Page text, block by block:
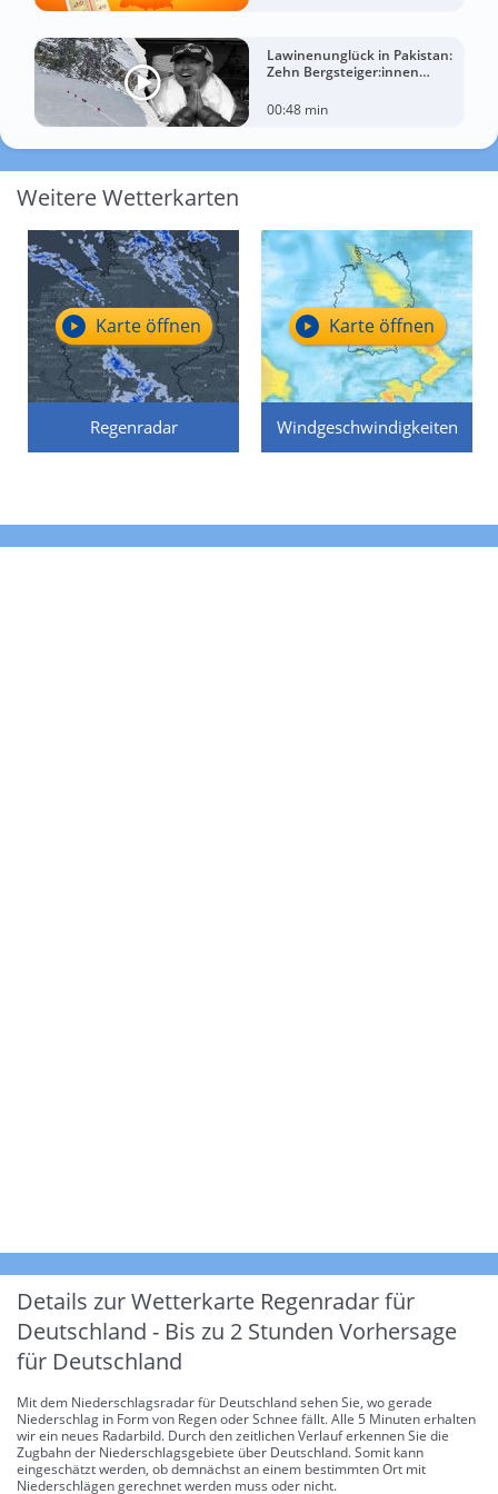
Lawinenunglück in Pakistan:
Zehn Bergsteiger:innen
00:48 min
Weitere Wetterkarten
Regenradar
Karte öffnen
Windgeschwindigkeiten
Karte öffnen
Details zur Wetterkarte Regenradar für
Deutschland - Bis zu 2 Stunden Vorhersage
für Deutschland
Mit dem Niederschlagsradar für Deutschland sehen Sie, wo gerade
Niederschlag in Form von Regen oder Schnee fällt. Alle 5 Minuten erhalten
wir ein neues Radarbild. Durch den zeitlichen Verlauf erkennen Sie die
Zugbahn der Niederschlagsgebiete über Deutschland. Somit kann
eingeschätzt werden, ob demnächst an einem bestimmten Ort mit
Niederschlägen gerechnet werden muss oder nicht.